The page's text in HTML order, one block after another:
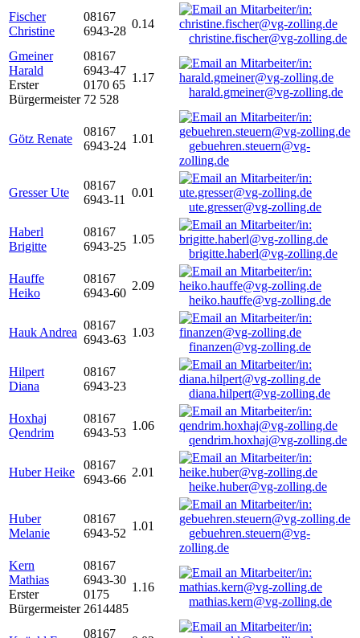
Fischer
Christine
08167
6943-28
0.14
christine.fischer@vg-zolling.de
Gmeiner
Harald
Erster
Bürgermeister
08167
6943-47
0170 65
72 528
1.17
harald.gmeiner@vg-zolling.de
Götz Renate
08167
6943-24
1.01
gebuehren.steuern@vg-
zolling.de
Gresser Ute
08167
6943-11
0.01
ute.gresser@vg-zolling.de
Haberl
Brigitte
08167
6943-25
1.05
brigitte.haberl@vg-zolling.de
Hauffe
Heiko
08167
6943-60
2.09
heiko.hauffe@vg-zolling.de
Hauk Andrea
08167
6943-63
1.03
finanzen@vg-zolling.de
Hilpert
Diana
08167
6943-23
diana.hilpert@vg-zolling.de
Hoxhaj
Qendrim
08167
6943-53
1.06
qendrim.hoxhaj@vg-zolling.de
Huber Heike
08167
6943-66
2.01
heike.huber@vg-zolling.de
Huber
Melanie
08167
6943-52
1.01
gebuehren.steuern@vg-
zolling.de
Kern
Mathias
Erster
Bürgermeister
08167
6943-30
0175
2614485
1.16
mathias.kern@vg-zolling.de
08167